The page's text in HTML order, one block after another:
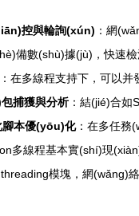
控與輪詢(xún) ：網
備數(shù)據(jù)，快速檢
：在多線程支持下，可以
捕獲與分析：結(jié)合如
本優(yōu)化：在多任務
多線程基本實(shí)現
模塊，網(wǎng)